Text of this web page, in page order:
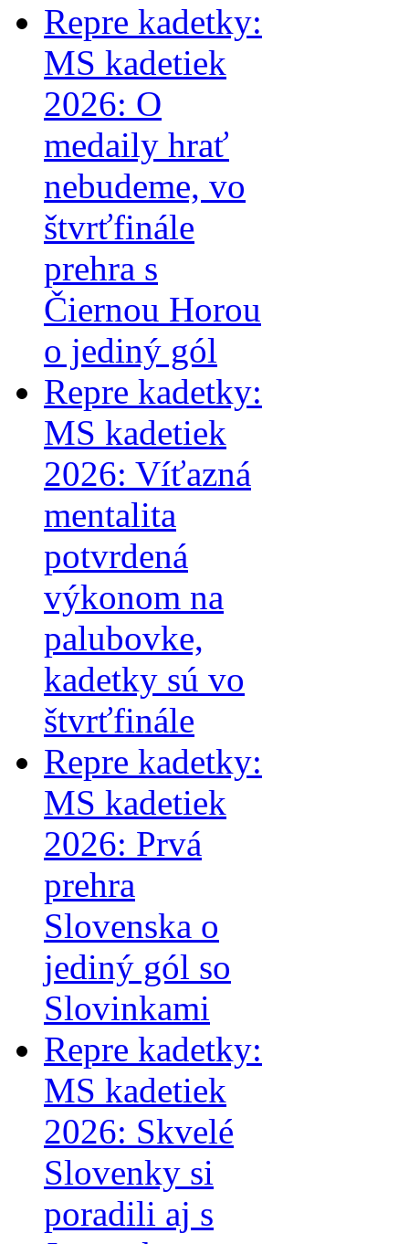
Repre kadetky:
MS kadetiek
2026: O
medaily hrať
nebudeme, vo
štvrťfinále
prehra s
Čiernou Horou
o jediný gól
Repre kadetky:
MS kadetiek
2026: Víťazná
mentalita
potvrdená
výkonom na
palubovke,
kadetky sú vo
štvrťfinále
Repre kadetky:
MS kadetiek
2026: Prvá
prehra
Slovenska o
jediný gól so
Slovinkami
Repre kadetky:
MS kadetiek
2026: Skvelé
Slovenky si
poradili aj s